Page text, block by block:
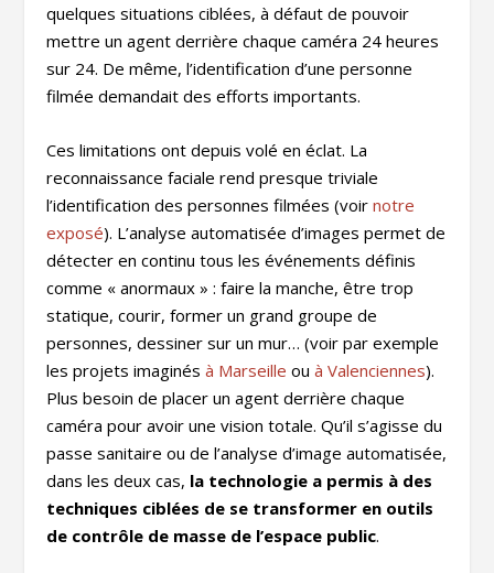
quelques situations ciblées, à défaut de pouvoir
mettre un agent derrière chaque caméra 24 heures
sur 24. De même, l’identification d’une personne
filmée demandait des efforts importants.
Ces limitations ont depuis volé en éclat. La
reconnaissance faciale rend presque triviale
l’identification des personnes filmées (voirnotre
exposé). L’analyse automatisée d’images permet de
détecter en continu tous les événements définis
comme « anormaux » : faire la manche, être trop
statique, courir, former un grand groupe de
personnes, dessiner sur un mur… (voir par exemple
les projets imaginésà Marseille ouà Valenciennes).
Plus besoin de placer un agent derrière chaque
caméra pour avoir une vision totale. Qu’il s’agisse du
passe sanitaire ou de l’analyse d’image automatisée,
dans les deux cas, la technologie a permis à des
techniques ciblées de se transformer en outils
de contrôle de masse de l’espace public.